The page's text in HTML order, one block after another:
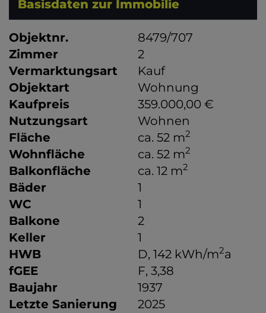
Basisdaten zur Immobilie
Objektnr.
8479/707
Zimmer
2
Vermarktungsart
Kauf
Objektart
Wohnung
Kaufpreis
359.000,00 €
Nutzungsart
Wohnen
Fläche
ca. 52 m2
Wohnfläche ca. 52 m2
Balkonfläche ca. 12 m2
Bäder
1
WC
1
Balkone
2
Keller
1
HWB
D, 142 kWh/m2a
fGEE
F, 3,38
Baujahr
1937
Letzte Sanierung
2025